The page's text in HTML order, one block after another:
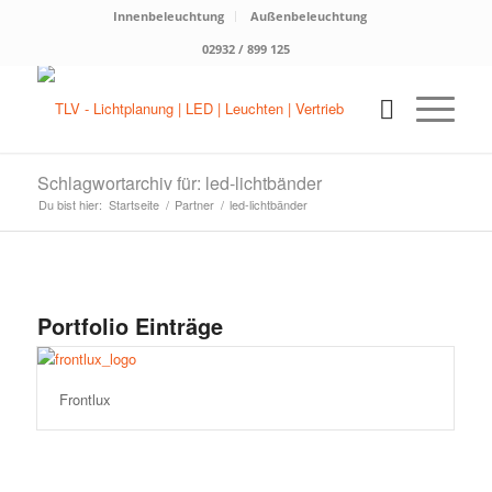
Innenbeleuchtung
Außenbeleuchtung
02932 / 899 125
Schlagwortarchiv für: led-lichtbänder
Du bist hier: Startseite / Partner / led-lichtbänder
Portfolio Einträge
Frontlux